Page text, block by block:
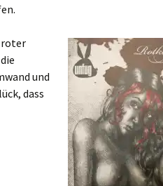
roter
und
dass